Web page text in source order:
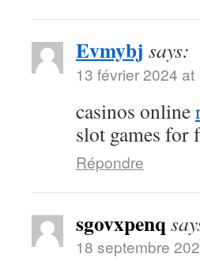
Evmybj says:
13 février 2024
casinos online
slot games for
Répondre
sgovxpenq
18 septembre